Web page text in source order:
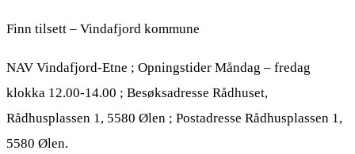
Finn tilsett – Vindafjord kommune
NAV Vindafjord-Etne ; Opningstider Måndag – fredag
klokka 12.00-14.00 ; Besøksadresse Rådhuset,
Rådhusplassen 1, 5580 Ølen ; Postadresse Rådhusplassen 1,
5580 Ølen.